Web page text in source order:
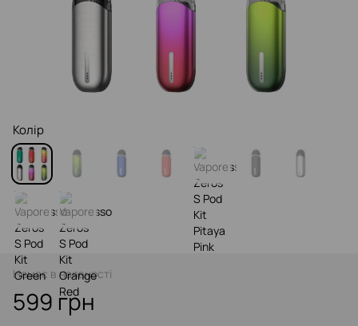
Колір
Немає в наявності
599 грн